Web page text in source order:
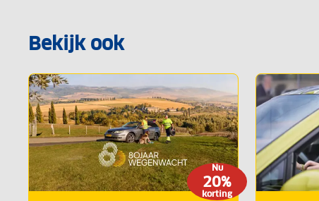
Bekijk ook
Nu
20%
korting